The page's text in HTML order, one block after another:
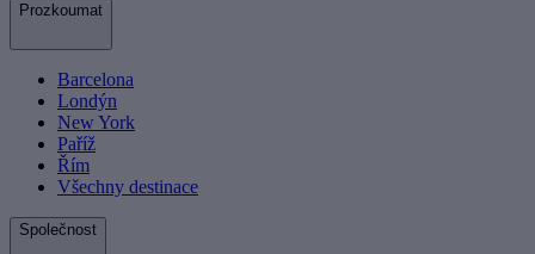
Prozkoumat
Barcelona
Londýn
New York
Paříž
Řím
Všechny destinace
Společnost